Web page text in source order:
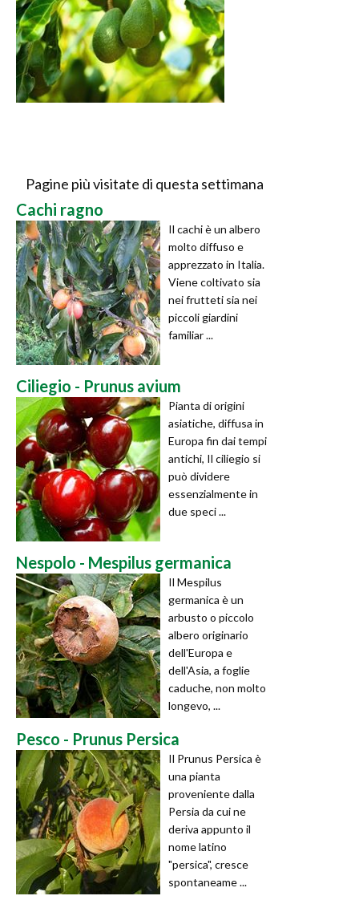
Pagine più visitate di questa settimana
Cachi ragno
Il cachi è un albero
molto diffuso e
apprezzato in Italia.
Viene coltivato sia
nei frutteti sia nei
piccoli giardini
familiar ...
Ciliegio - Prunus avium
Pianta di origini
asiatiche, diffusa in
Europa fin dai tempi
antichi, Il ciliegio si
può dividere
essenzialmente in
due speci ...
Nespolo - Mespilus germanica
Il Mespilus
germanica è un
arbusto o piccolo
albero originario
dell'Europa e
dell'Asia, a foglie
caduche, non molto
longevo, ...
Pesco - Prunus Persica
Il Prunus Persica è
una pianta
proveniente dalla
Persia da cui ne
deriva appunto il
nome latino
"persica", cresce
spontaneame ...